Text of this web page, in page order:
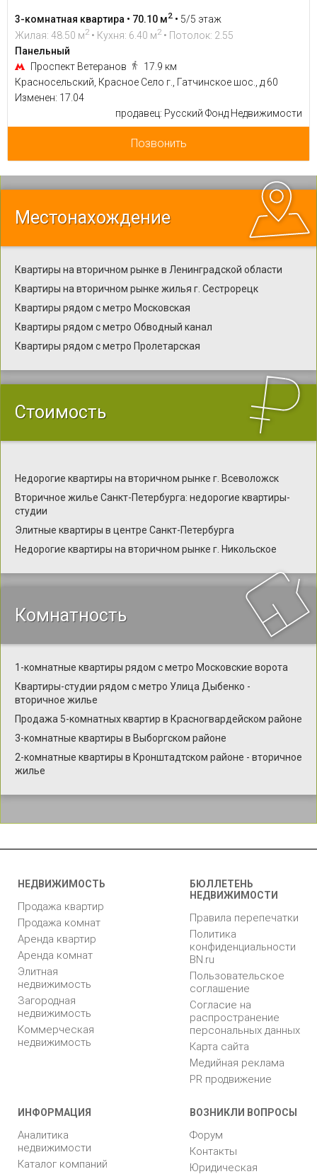
3-комнатная квартира • 70.10 м2 • 5/5 этаж
Жилая: 48.50 м2 • Кухня: 6.40 м2 • Потолок: 2.55
Панельный
Проспект Ветеранов
17.9 км
Красносельский, Красное Село г., Гатчинское шос., д 60
Изменен: 17.04
продавец: Русский Фонд Недвижимости
Позвонить
Местонахождение
Квартиры на вторичном рынке в Ленинградской области
Квартиры на вторичном рынке жилья г. Сестрорецк
Квартиры рядом с метро Московская
Квартиры рядом с метро Обводный канал
Квартиры рядом с метро Пролетарская
Стоимость
Недорогие квартиры на вторичном рынке г. Всеволожск
Вторичное жилье Санкт-Петербурга: недорогие квартиры-
студии
Элитные квартиры в центре Санкт-Петербурга
Недорогие квартиры на вторичном рынке г. Никольское
Комнатность
1-комнатные квартиры рядом с метро Московские ворота
Квартиры-студии рядом с метро Улица Дыбенко -
вторичное жилье
Продажа 5-комнатных квартир в Красногвардейском районе
3-комнатные квартиры в Выборгском районе
2-комнатные квартиры в Кронштадтском районе - вторичное
жилье
НЕДВИЖИМОСТЬ
Продажа квартир
Продажа комнат
Аренда квартир
Аренда комнат
Элитная
недвижимость
Загородная
недвижимость
Коммерческая
недвижимость
БЮЛЛЕТЕНЬ
НЕДВИЖИМОСТИ
Правила перепечатки
Политика
конфиденциальности
BN.ru
Пользовательское
соглашение
Согласие на
распространение
персональных данных
Карта сайта
Медийная реклама
PR продвижение
ИНФОРМАЦИЯ
Аналитика
недвижимости
Каталог компаний
ВОЗНИКЛИ ВОПРОСЫ
Форум
Контакты
Юридическая